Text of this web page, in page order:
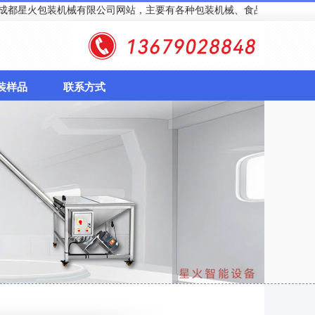
装机械有限公司网站，主要有各种包装机械、食品包装机械，电话：
样品 联系方式